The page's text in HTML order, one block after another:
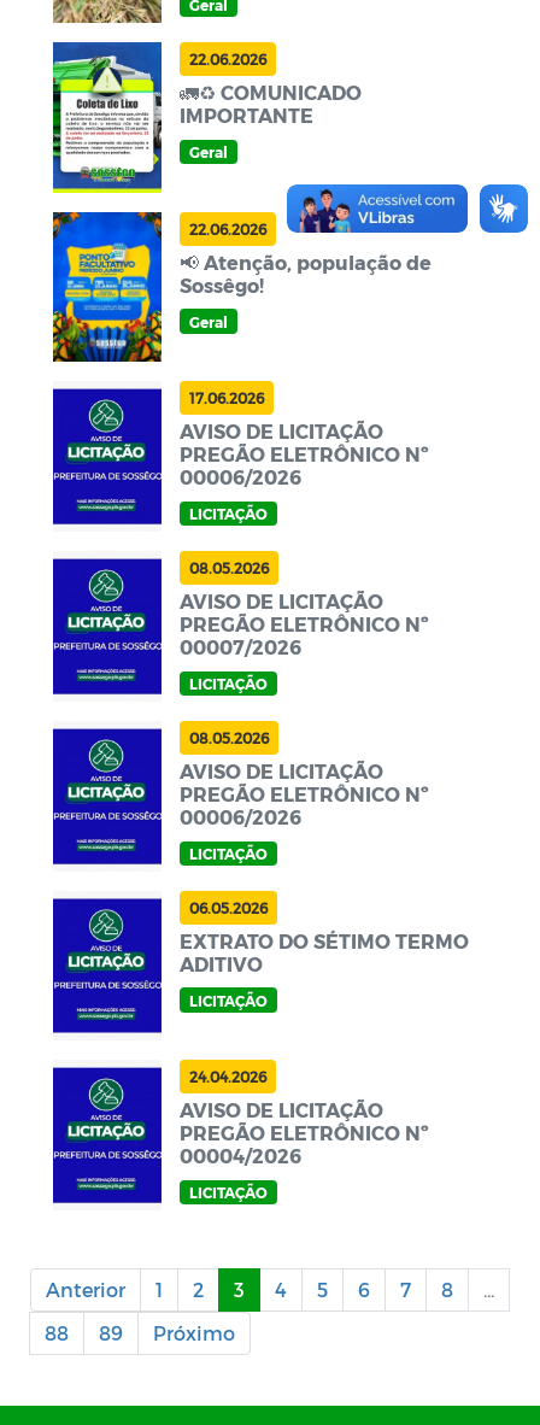
fortalecendo o compromisso
com o homem do campo.
Geral
22.06.2026
🚛♻️ COMUNICADO
IMPORTANTE
Geral
22.06.2026
📢 Atenção, população de
Sossêgo!
Geral
17.06.2026
AVISO DE LICITAÇÃO
PREGÃO ELETRÔNICO Nº
00006/2026
LICITAÇÃO
08.05.2026
AVISO DE LICITAÇÃO
PREGÃO ELETRÔNICO Nº
00007/2026
LICITAÇÃO
08.05.2026
AVISO DE LICITAÇÃO
PREGÃO ELETRÔNICO Nº
00006/2026
LICITAÇÃO
06.05.2026
EXTRATO DO SÉTIMO TERMO
ADITIVO
LICITAÇÃO
24.04.2026
AVISO DE LICITAÇÃO
PREGÃO ELETRÔNICO Nº
00004/2026
LICITAÇÃO
Anterior 1 2 3 4 5 6 7 8
...
88
89 Próximo